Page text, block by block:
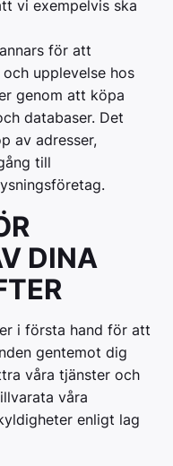
vi exempelvis ska
för att
upplevelse hos
genom att köpa
databaser. Det
av adresser,
till
DINA
i första hand för att
gentemot dig
våra tjänster och
våra
enligt lag